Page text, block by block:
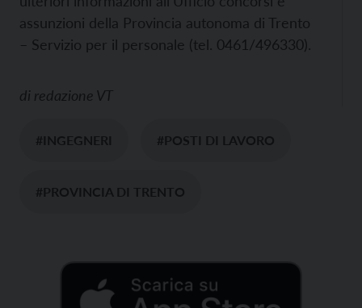
assunzioni della Provincia autonoma di Trento
– Servizio per il personale (tel. 0461/496330).
di redazione VT
#INGEGNERI #POSTI DI LAVORO
#PROVINCIA DI TRENTO